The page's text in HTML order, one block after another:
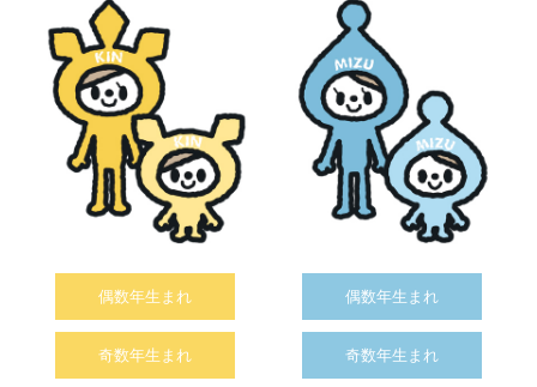
偶数年生まれ
奇数年生まれ
偶数年生まれ
奇数年生まれ